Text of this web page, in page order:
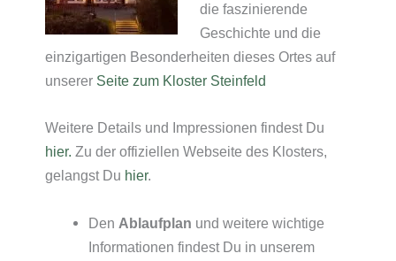
die faszinierende
Geschichte und die
einzigartigen Besonderheiten dieses Ortes auf
unserer Seite zum Kloster Steinfeld
Weitere Details und Impressionen findest Du
hier. Zu der offiziellen Webseite des Klosters,
gelangst Du hier.
Den Ablaufplan und weitere wichtige
Informationen findest Du in unserem